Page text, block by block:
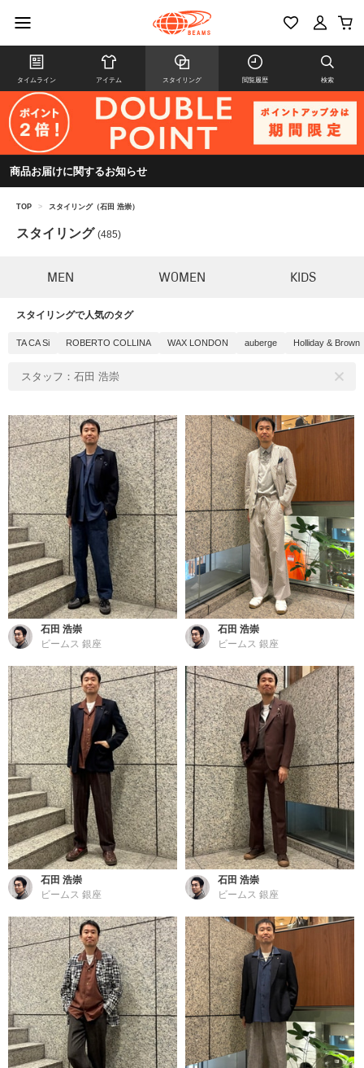
タイムライン アイテム スタイリング 閲覧履歴 検索
商品お届けに関するお知らせ
TOP > スタイリング（石田 浩崇）
スタイリング (485)
MEN WOMEN KIDS
スタイリングで人気のタグ
TA CA Si ROBERTO COLLINA WAX LONDON auberge Holliday & Brown
スタッフ：石田 浩崇
石田 浩崇
ビームス 銀座
石田 浩崇
ビームス 銀座
石田 浩崇
ビームス 銀座
石田 浩崇
ビームス 銀座